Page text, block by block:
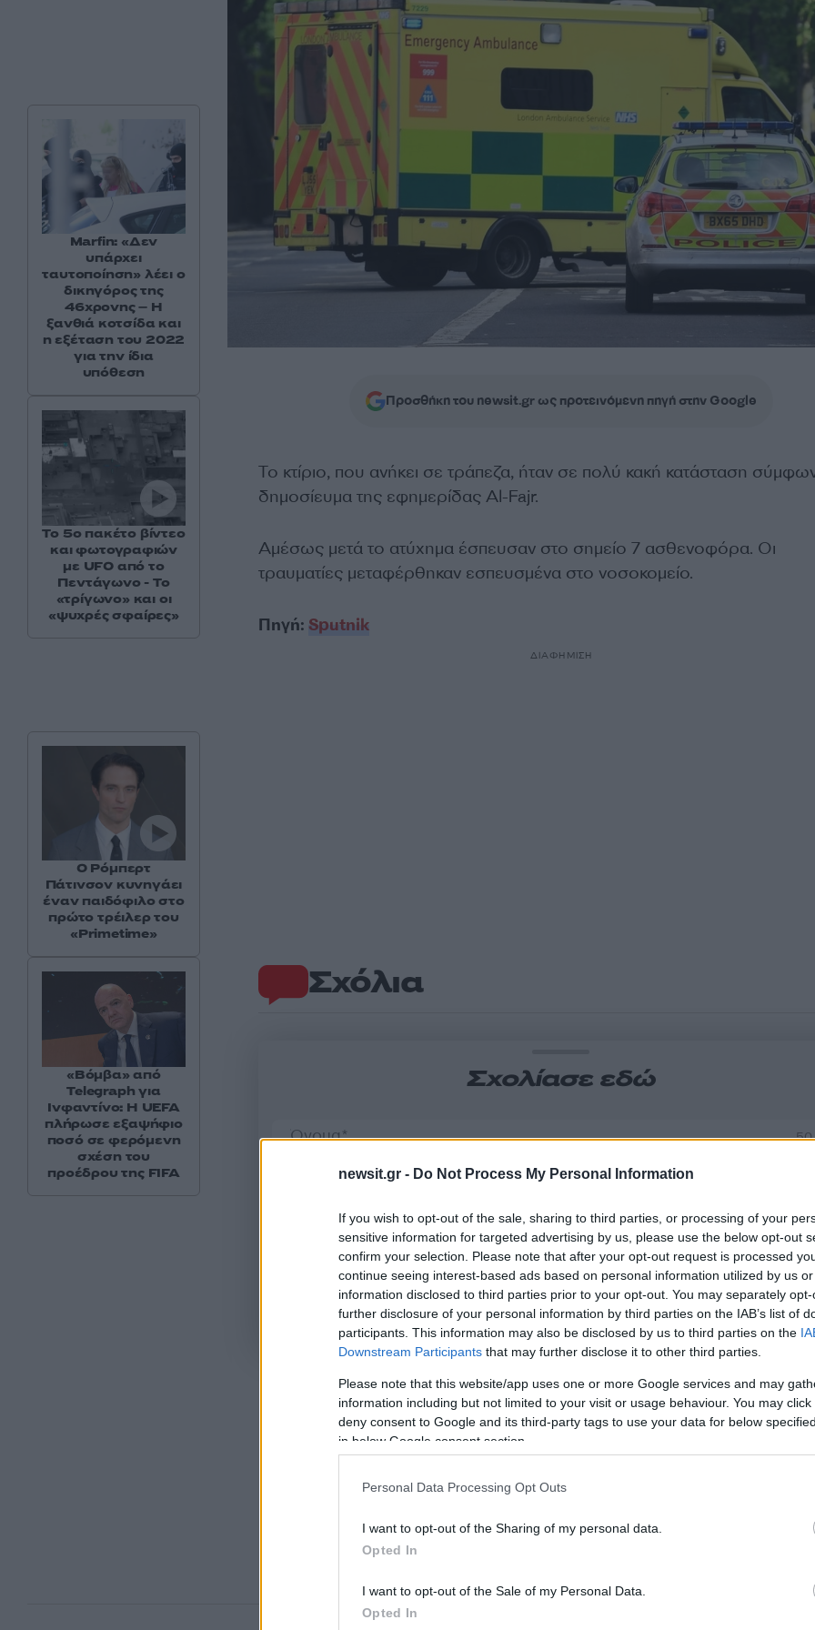
newsit.gr - Do Not Process My Personal Information
If you wish to opt-out of the sale, sharing to third parties, or processing of your
sensitive information for targeted advertising by us, please use the below opt-out
confirm your selection. Please note that after your opt-out request is processed
continue seeing interest-based ads based on personal information utilized by us
information disclosed to third parties prior to your opt-out. You may separately
further disclosure of your personal information by third parties on the IAB’s list of
participants. This information may also be disclosed by us to third parties on the
Downstream Participants that may further disclose it to other third parties.
Please note that this website/app uses one or more Google services and may
information including but not limited to your visit or usage behaviour. You may
deny consent to Google and its third-party tags to use your data for below
in below Google consent section.
Personal Data Processing Opt Outs
I want to opt-out of the Sharing of my personal data.
Opted In
I want to opt-out of the Sale of my Personal Data.
Opted In
Προσθήκη του newsit.gr ως προτεινόμενη πηγή στην Google
Το κτίριο, που ανήκει σε τράπεζα, ήταν σε πολύ κακή κατάσταση
δημοσίευμα της εφημερίδας Al-Fajr.
Αμέσως μετά το ατύχημα έσπευσαν στο σημείο 7 ασθενοφόρα. Οι
τραυματίες μεταφέρθηκαν εσπευσμένα στο νοσοκομείο.
Πηγή: Sputnik
ΔΙΑΦΗΜΙΣΗ
Σχόλια
Σχολίασε εδώ
2000 /
Υποβολή σχολίου
Όροι Χρήσης. Το site προστατεύεται από reCAPTCHA, ισχύουνΠολιτική Απορρήτου&Όροι Χρήσηςτης
ΑΛΕΞΑΝΔΡΕΙΑ
ΕΙΔΗΣΕΙΣ ΚΑΤΑΡΡΕΥΣΗ ΚΤΙΡΙΟΥ
ΚΤΙΡΙΟ
ΤΡΑΥΜΑΤΙΕΣ
Ακολουθήστε το Νewsit.gr στοGoogle News
ημέρας
Marfin: «Δεν
υπάρχει
ταυτοποίηση» λέει ο
δικηγόρος της
46χρονης – Η
ξανθιά κοτσίδα και
η εξέταση του 2022
για την ίδια
υπόθεση
Το 5ο πακέτο βίντεο
και φωτογραφιών
με UFO από το
Πεντάγωνο - Το
«τρίγωνο» και οι
«ψυχρές σφαίρες»
Ο Ρόμπερτ
Πάτινσον κυνηγάει
έναν παιδόφιλο στο
πρώτο τρέιλερ του
«Primetime»
«Βόμβα» από
Telegraph για
Ινφαντίνο: Η UEFA
πλήρωσε εξαψήφιο
ποσό σε φερόμενη
σχέση του
προέδρου της FIFA